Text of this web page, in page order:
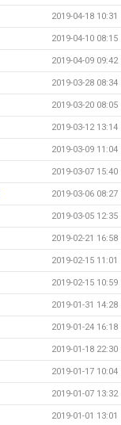
2019-04-18 10:31
2019-04-10 08:15
2019-04-09 09:42
2019-03-28 08:34
2019-03-20 08:05
2019-03-12 13:14
2019-03-09 11:04
2019-03-07 15:40
2019-03-06 08:27
2019-03-05 12:35
2019-02-21 16:58
2019-02-15 11:01
2019-02-15 10:59
2019-01-31 14:28
2019-01-24 16:18
2019-01-18 22:30
2019-01-17 10:04
2019-01-07 13:32
2019-01-01 13:01